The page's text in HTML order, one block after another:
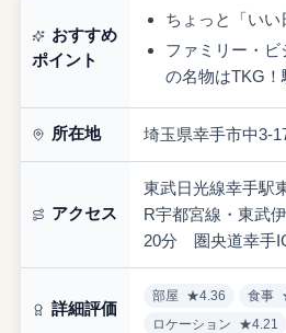
おすすめ
ポイント
ちょっと「い
ファミリー・
の名物はTKG
所在地 埼玉県幸手市中3-
アクセス
東武日光線幸手駅
R宇都宮線・東武
20分 圏央道幸手
詳細評価
部屋 ★4.36 食事
ロケーション
★4.21